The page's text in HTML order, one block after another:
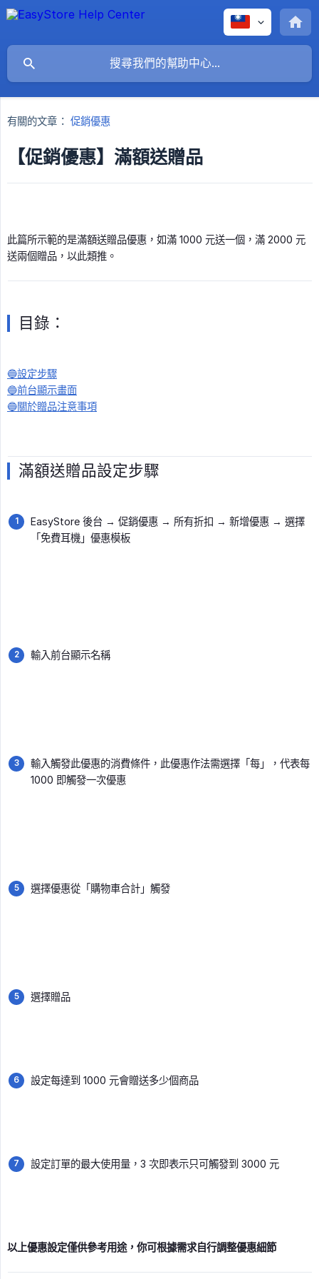
有關的文章： 促銷優惠
【促銷優惠】滿額送贈品
此篇所示範的是滿額送贈品優惠，如滿 1000 元送一個，滿 2000 元
送兩個贈品，以此類推。
目錄：
🔵設定步驟
🔵前台顯示畫面
🔵關於贈品注意事項
滿額送贈品設定步驟
EasyStore 後台 → 促銷優惠 → 所有折扣 → 新增優惠 → 選擇
「免費耳機」優惠模板
輸入前台顯示名稱
輸入觸發此優惠的消費條件，此優惠作法需選擇「每」，代表每
1000 即觸發一次優惠
選擇優惠從「購物車合計」觸發
選擇贈品
設定每達到 1000 元會贈送多少個商品
設定訂單的最大使用量，3 次即表示只可觸發到 3000 元
以上優惠設定僅供參考用途，你可根據需求自行調整優惠細節